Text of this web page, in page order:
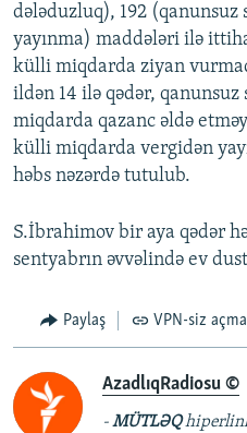
dələduzluq), 192
yayınma) maddələri ilə
külli miqdarda ziyan
ildən 14 ilə qədər,
miqdarda qazanc əldə
külli miqdarda vergidən
həbs nəzərdə tutulub.
S.İbrahimov bir aya qədər
sentyabrın əvvəlində ev
Paylaş VPN-siz
AzadlıqRadiosu ©
-MÜTLƏQ